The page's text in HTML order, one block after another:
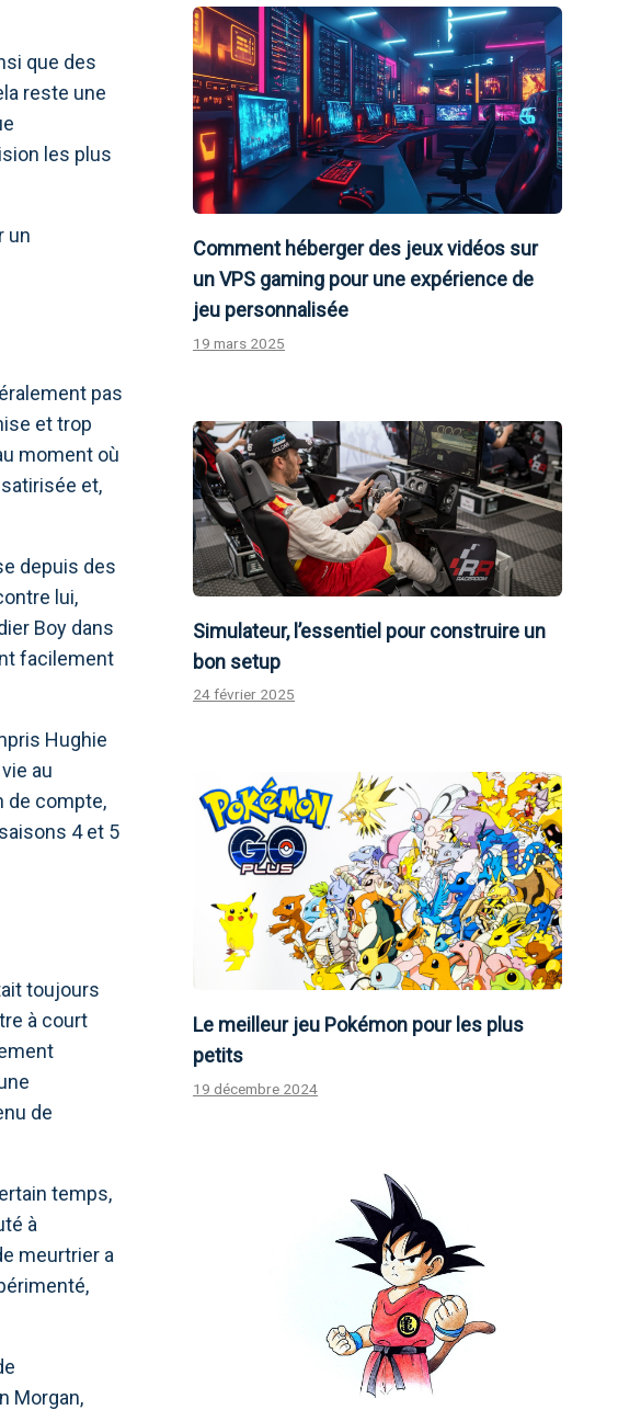
que des
reste une
les plus
un
pas
et trop
moment où
et,
depuis des
lui,
Boy dans
facilement
Hughie
au
de compte,
4 et 5
toujours
à court
de
temps,
à
meurtrier a
Morgan,
Comment héberger des jeux vidéos sur
un VPS gaming pour une expérience de
jeu personnalisée
19 mars 2025
Simulateur, l’essentiel pour construire un
bon setup
24 février 2025
Le meilleur jeu Pokémon pour les plus
petits
19 décembre 2024